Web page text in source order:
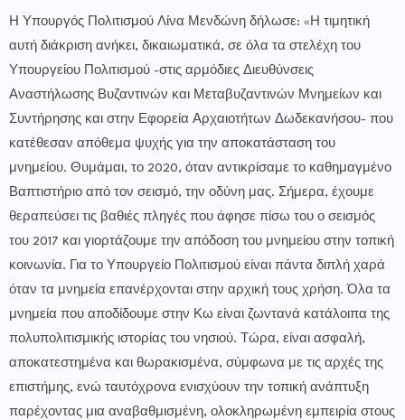
Η Υπουργός Πολιτισμού Λίνα Μενδώνη δήλωσε: «Η τιμητική
αυτή διάκριση ανήκει, δικαιωματικά, σε όλα τα στελέχη του
Υπουργείου Πολιτισμού -στις αρμόδιες Διευθύνσεις
Αναστήλωσης Βυζαντινών και Μεταβυζαντινών Μνημείων και
Συντήρησης και στην Εφορεία Αρχαιοτήτων Δωδεκανήσου- που
κατέθεσαν απόθεμα ψυχής για την αποκατάσταση του
μνημείου. Θυμάμαι, το 2020, όταν αντικρίσαμε το καθημαγμένο
Βαπτιστήριο από τον σεισμό, την οδύνη μας. Σήμερα, έχουμε
θεραπεύσει τις βαθιές πληγές που άφησε πίσω του ο σεισμός
του 2017 και γιορτάζουμε την απόδοση του μνημείου στην τοπική
κοινωνία. Για το Υπουργείο Πολιτισμού είναι πάντα διπλή χαρά
όταν τα μνημεία επανέρχονται στην αρχική τους χρήση. Όλα τα
μνημεία που αποδίδουμε στην Κω είναι ζωντανά κατάλοιπα της
πολυπολιτισμικής ιστορίας του νησιού. Τώρα, είναι ασφαλή,
αποκατεστημένα και θωρακισμένα, σύμφωνα με τις αρχές της
επιστήμης, ενώ ταυτόχρονα ενισχύουν την τοπική ανάπτυξη
παρέχοντας μια αναβαθμισμένη, ολοκληρωμένη εμπειρία στους